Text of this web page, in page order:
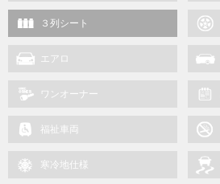
３列シート
エアロ
ワンオーナー
福祉車両
寒冷地仕様